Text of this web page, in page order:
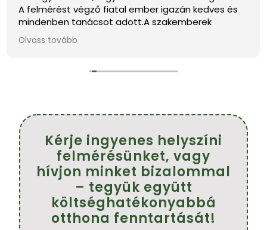
A felmérést végző fiatal ember igazán kedves és
mindenben tanácsot adott.A szakemberek
pontosak,kedvesek és szép munkát végeztek.
Köszönöm szépen.
Olvass tovább
Kérje ingyenes helyszíni
felmérésünket, vagy
hívjon minket bizalommal
– tegyük együtt
költséghatékonyabbá
otthona fenntartását!